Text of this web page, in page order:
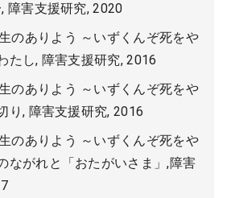
障害支援研究, 2020
のありよう ～いずくんぞ死をや
たし, 障害支援研究, 2016
のありよう ～いずくんぞ死をや
り, 障害支援研究, 2016
のありよう ～いずくんぞ死をや
ながれと「おたがいさま」,障害